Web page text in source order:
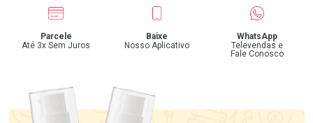
Parcele
Até 3x Sem Juros
Baixe
Nosso Aplicativo
WhatsApp
Televendas e
Fale Conosco